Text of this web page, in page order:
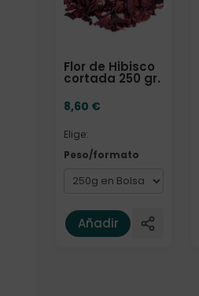
Flor de Hibisco
cortada 250 gr.
8,60 €
Elige:
Peso/formato
Añadir